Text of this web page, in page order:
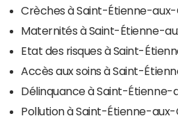
Crèches à Saint-Étienne-aux-
Maternités à Saint-Étienne-
Etat des risques à Saint-
Accès aux soins à Saint-
Délinquance à Saint-Étienne-
Pollution à Saint-Étienne-aux-